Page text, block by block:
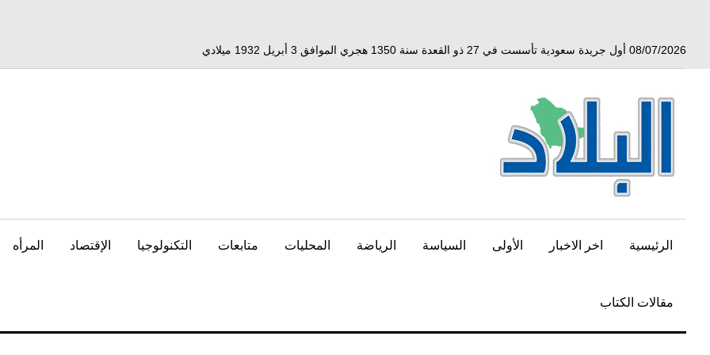
08/07/2026 أول جريدة سعودية تأسست في 27 ذو القعدة سنة 1350 هجري الموافق 3 أبريل 1932 ميلادي
الرئيسية اخر الاخبار الأولى السياسة الرياضة المحليات متابعات التكنولوجيا الإقتصاد المرأه
مقالات الكتاب